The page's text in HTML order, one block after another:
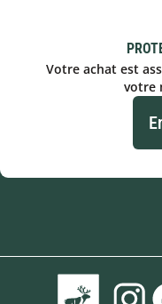
Votre achat est
votre